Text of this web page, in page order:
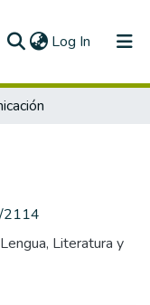
Log In (current)
2114
Literatura y